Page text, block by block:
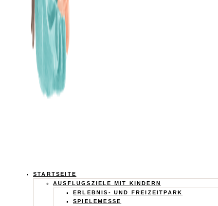
Calistas
Traum
STARTSEITE
AUSFLUGSZIELE MIT KINDERN
ERLEBNIS- UND FREIZEITPARK
SPIELEMESSE